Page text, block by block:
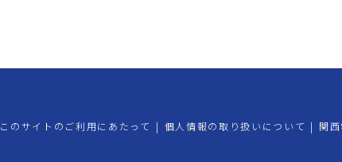
このサイトのご利用にあたって | 個人情報の取り扱いについて | 関